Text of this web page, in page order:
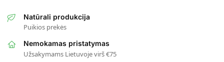
Natūrali produkcija
Puikios prekės
Nemokamas pristatymas
Užsakymams Lietuvoje virš €75